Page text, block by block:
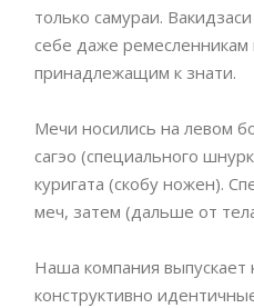
только самураи.
себе даже ремесленникам
принадлежащим к знати.
Мечи носились на левом
сагэо (специального
куригата (скобу ножен).
меч, затем (дальше от
Наша компания выпускает
конструктивно